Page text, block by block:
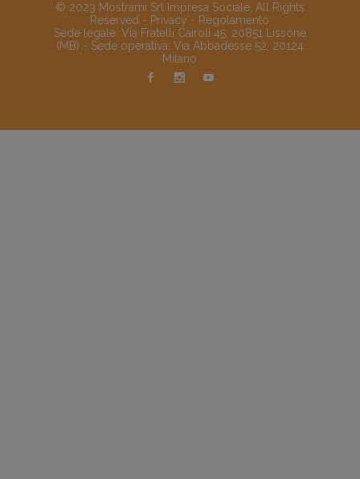
© 2023 Mostrami Srl Impresa Sociale, All Rights
Reserved - Privacy - Regolamento
Sede legale: Via Fratelli Cairoli 45, 20851 Lissone
(MB) - Sede operativa: Via Abbadesse 52, 20124
Milano